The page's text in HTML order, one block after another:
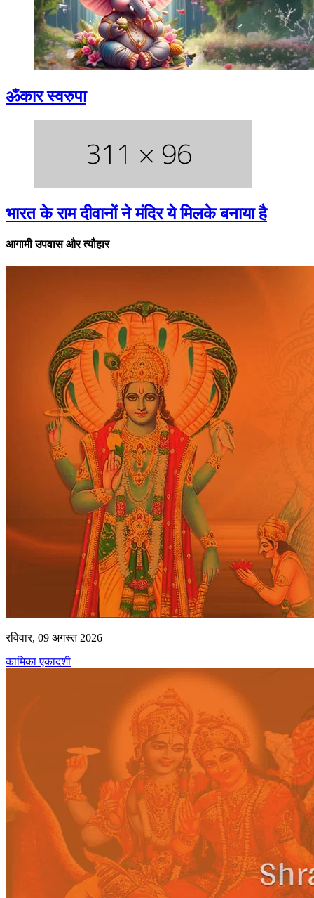
ॐकार स्वरुपा
भारत के राम दीवानों ने मंदिर ये मिलके बनाया है
आगामी उपवास और त्यौहार
रविवार, 09 अगस्त 2026
कामिका एकादशी